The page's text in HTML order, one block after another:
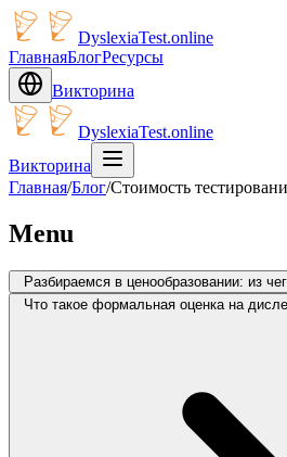
DyslexiaTest.online
ГлавнаяБлогРесурсы
Викторина
DyslexiaTest.online
Викторина
Главная/Блог/Стоимость
Menu
Разбираемся в ценообразовании: из
Что такое формальная оценка на